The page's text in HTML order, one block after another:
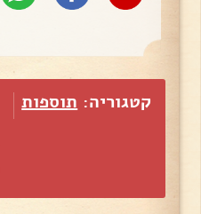
קטגוריה: תוספות